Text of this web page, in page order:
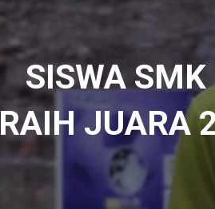
SISWA
RAIH JUARA